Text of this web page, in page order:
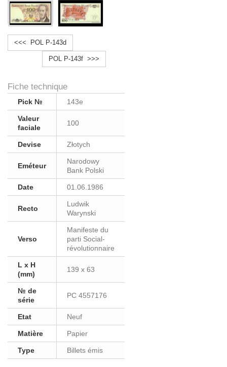
<<< POL P-143d
POL P-143f >>>
Fiche technique
Pick № 143e
Valeur
faciale
100
Devise Złotych
Eméteur
Narodowy
Bank Polski
Date 01.06.1986
Recto
Ludwik
Warynski
Verso
Manifeste du
parti Social-
révolutionnaire
L x H
(mm)
139 x 63
№ de
série
PC 4557176
Etat Neuf
Matière Papier
Type Billets émis